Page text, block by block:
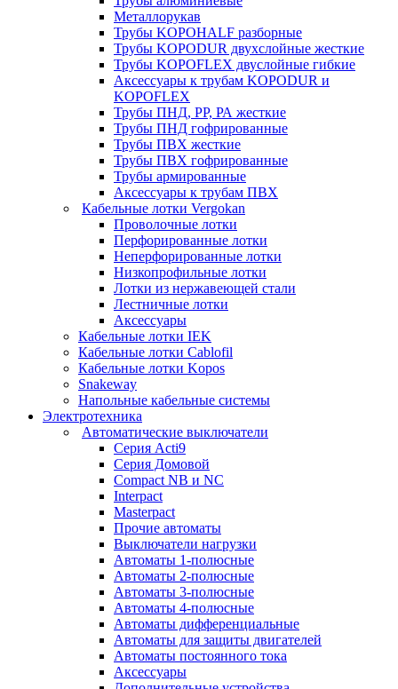
Металлорукав
Трубы KOPOHALF разборные
Трубы KOPODUR двухслойные жесткие
Трубы KOPOFLEX двуслойные гибкие
Аксессуары к трубам KOPODUR и
KOPOFLEX
Трубы ПНД, РР, РА жесткие
Трубы ПНД гофрированные
Трубы ПВХ жесткие
Трубы ПВХ гофрированные
Трубы армированные
Аксессуары к трубам ПВХ
Кабельные лотки Vergokan
Проволочные лотки
Перфорированные лотки
Неперфорированные лотки
Низкопрофильные лотки
Лотки из нержавеющей стали
Лестничные лотки
Аксессуары
Кабельные лотки IEK
Кабельные лотки Cablofil
Кабельные лотки Kopos
Snakeway
Напольные кабельные системы
Электротехника
Автоматические выключатели
Серия Acti9
Серия Домовой
Compact NB и NC
Interpact
Masterpact
Прочие автоматы
Выключатели нагрузки
Автоматы 1-полюсные
Автоматы 2-полюсные
Автоматы 3-полюсные
Автоматы 4-полюсные
Автоматы дифференциальные
Автоматы для защиты двигателей
Автоматы постоянного тока
Аксессуары